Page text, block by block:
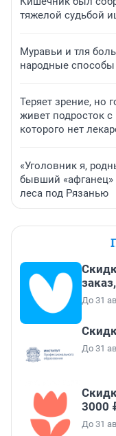
тяжелой судьбой
Муравьи и тля
народные
Теряет зрение, но
живет подросток
которого нет
«Уголовник я,
бывший «афганец»
леса под Рязанью
До 31
До 31
3000
До 31